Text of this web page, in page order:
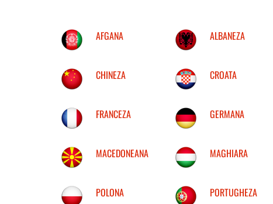
AFGANA ALBANEZA
CHINEZA CROATA
FRANCEZA GERMANA
MACEDONEANA MAGHIARA
POLONA PORTUGHEZA